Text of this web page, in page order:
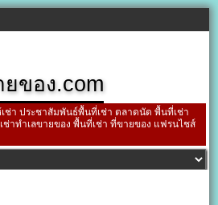
ยของ.com
ช่า ประชาสัมพันธ์พื้นที่เช่า ตลาดนัด พื้นที่เช่า
าทำเลขายของ พื้นที่เช่า ที่ขายของ แฟรนไชส์